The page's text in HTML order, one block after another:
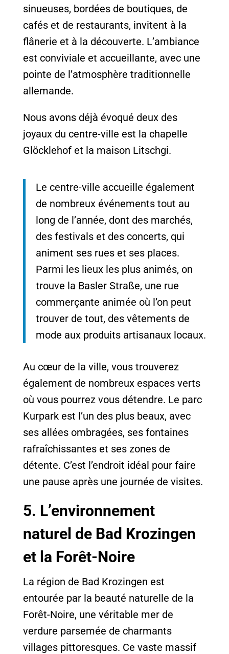
sinueuses, bordées de boutiques, de
cafés et de restaurants, invitent à la
flânerie et à la découverte. L’ambiance
est conviviale et accueillante, avec une
pointe de l’atmosphère traditionnelle
allemande.
Nous avons déjà évoqué deux des
joyaux du centre-ville est la chapelle
Glöcklehof et la maison Litschgi.
Le centre-ville accueille également
de nombreux événements tout au
long de l’année, dont des marchés,
des festivals et des concerts, qui
animent ses rues et ses places.
Parmi les lieux les plus animés, on
trouve la Basler Straße, une rue
commerçante animée où l’on peut
trouver de tout, des vêtements de
mode aux produits artisanaux locaux.
Au cœur de la ville, vous trouverez
également de nombreux espaces verts
où vous pourrez vous détendre. Le parc
Kurpark est l’un des plus beaux, avec
ses allées ombragées, ses fontaines
rafraîchissantes et ses zones de
détente. C’est l’endroit idéal pour faire
une pause après une journée de visites.
5. L’environnement
naturel de Bad Krozingen
et la Forêt-Noire
La région de Bad Krozingen est
entourée par la beauté naturelle de la
Forêt-Noire, une véritable mer de
verdure parsemée de charmants
villages pittoresques. Ce vaste massif